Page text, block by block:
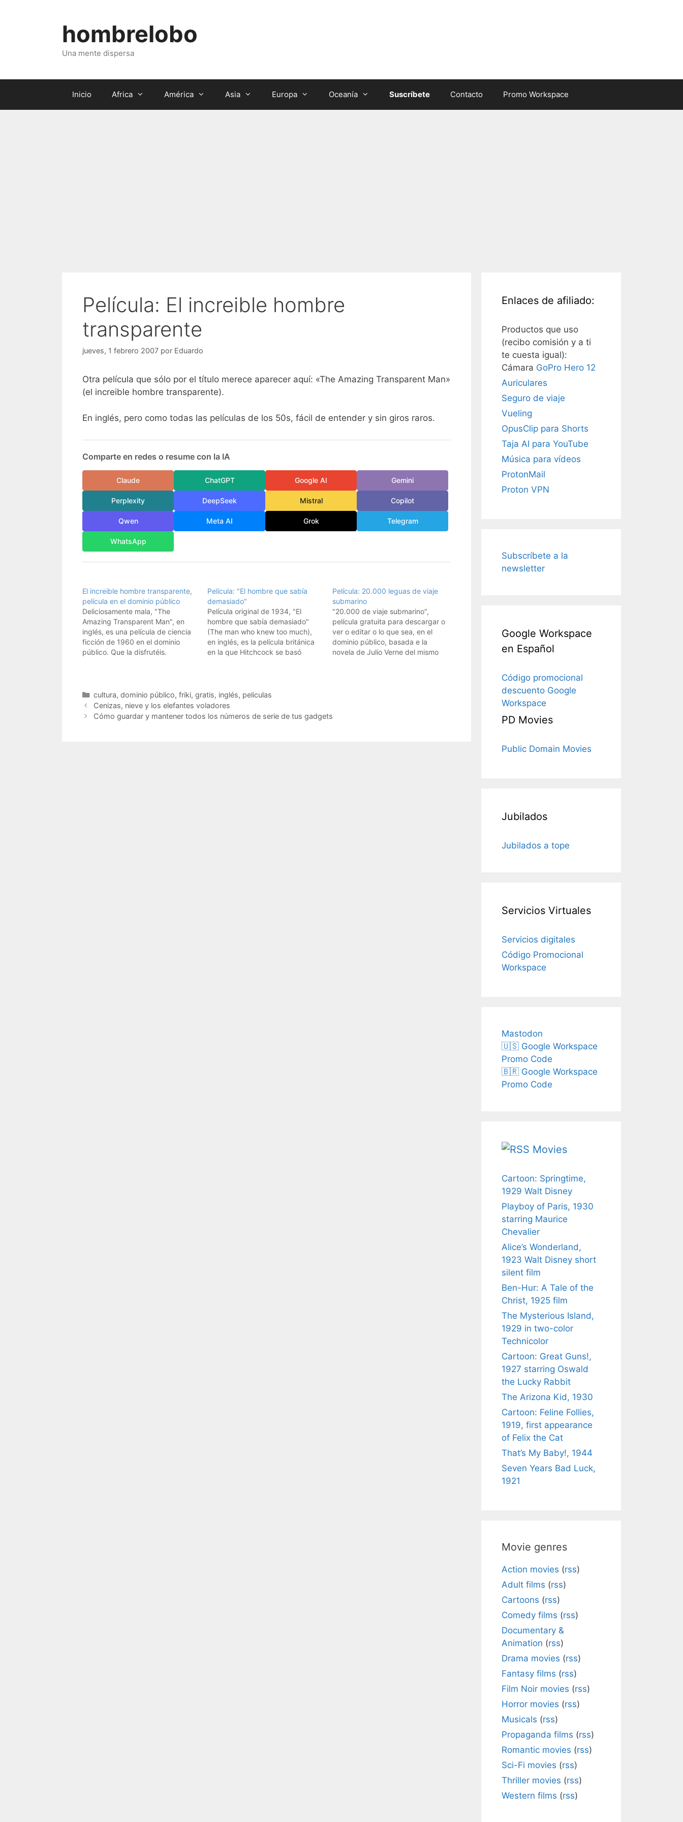
hombrelobo
Una mente dispersa
Inicio Africa América Asia Europa Oceanía Suscríbete Contacto Promo Workspace
Película: El increible hombre
transparente
jueves, 1 febrero 2007 por Eduardo
Otra película que sólo por el título merece aparecer aquí: «The Amazing Transparent Man»
(el increible hombre transparente).
En inglés, pero como todas las películas de los 50s, fácil de entender y sin giros raros.
Comparte en redes o resume con la IA
Claude ChatGPT Google AI Gemini
Perplexity DeepSeek Mistral Copilot
Qwen Meta AI Grok Telegram
WhatsApp
El increible hombre transparente,
película en el dominio público
Deliciosamente mala, "The
Amazing Transparent Man", en
inglés, es una película de ciencia
ficción de 1960 en el dominio
público. Que la disfrutéis.
Película: "El hombre que sabía
demasiado"
Película original de 1934, "El
hombre que sabía demasiado"
(The man who knew too much),
en inglés, es la película británica
en la que Hitchcock se basó
todavía copyright y esta está en
el dominio público,…
Película: 20.000 leguas de viaje
submarino
"20.000 de viaje submarino",
película gratuita para descargar o
ver o editar o lo que sea, en el
dominio público, basada e la
novela de Julio Verne del mismo
Categorías
cultura, dominio público, friki, gratis, inglés, peliculas
Cenizas, nieve y los elefantes voladores
Cómo guardar y mantener todos los números de serie de tus gadgets
Enlaces de afiliado:
Productos que uso
(recibo comisión y a ti
te cuesta igual):
Cámara GoPro Hero 12
Auriculares
Seguro de viaje
Vueling
OpusClip para Shorts
Taja AI para YouTube
Música para vídeos
ProtonMail
Proton VPN
Subscríbete a la
newsletter
Google Workspace
en Español
Código promocional
descuento Google
Workspace
PD Movies
Public Domain Movies
Jubilados
Jubilados a tope
Servicios Virtuales
Servicios digitales
Código Promocional
Workspace
Mastodon
🇺🇸 Google Workspace
Promo Code
🇧🇷 Google Workspace
Promo Code
Movies
Cartoon: Springtime,
1929 Walt Disney
Playboy of Paris, 1930
starring Maurice
Chevalier
Alice’s Wonderland,
1923 Walt Disney short
silent film
Ben-Hur: A Tale of the
Christ, 1925 film
The Mysterious Island,
1929 in two-color
Technicolor
Cartoon: Great Guns!,
1927 starring Oswald
the Lucky Rabbit
The Arizona Kid, 1930
Cartoon: Feline Follies,
1919, first appearance
of Felix the Cat
That’s My Baby!, 1944
Seven Years Bad Luck,
1921
Movie genres
Action movies (rss)
Adult films (rss)
Cartoons (rss)
Comedy films (rss)
Documentary &
Animation (rss)
Drama movies (rss)
Fantasy films (rss)
Film Noir movies (rss)
Horror movies (rss)
Musicals (rss)
Propaganda films (rss)
Romantic movies (rss)
Sci-Fi movies (rss)
Thriller movies (rss)
Western films (rss)